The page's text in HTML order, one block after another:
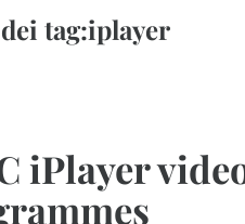
Xtag:iplayer
iPlayer